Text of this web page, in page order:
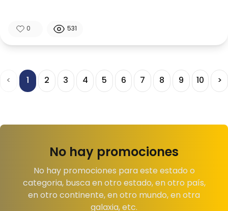
0 531
< 1 2 3 4 5 6 7 8 9 10 >
No hay promociones
No hay promociones para este estado o
categoria, busca en otro estado, en otro país,
en otro continente, en otro mundo, en otra
galaxia, etc.